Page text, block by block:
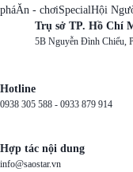
pháĂn - chơiSpecialHội
Trụ sở TP. Hồ Chí
5B Nguyễn Đình Chiểu,
Hotline
0938 305 588 - 0933 879 914
Hợp tác nội dung
info@saostar.vn